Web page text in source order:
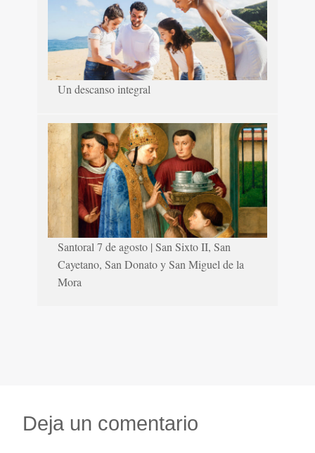
Un descanso integral
Santoral 7 de agosto | San Sixto II, San
Cayetano, San Donato y San Miguel de la
Mora
Deja un comentario